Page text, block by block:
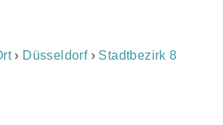
› Düsseldorf› Stadtbezirk 8